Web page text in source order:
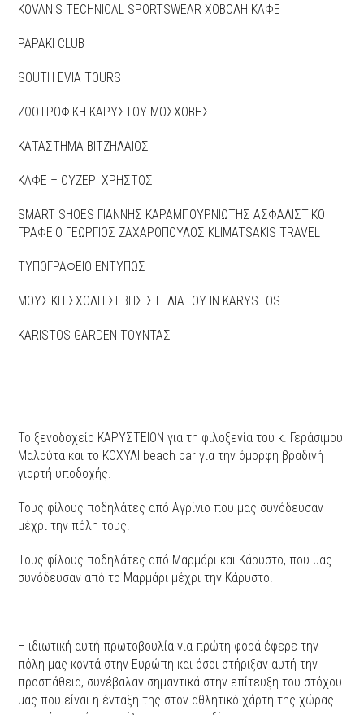
KOVANIS TECHNICAL SPORTSWEAR ΧΟΒΟΛΗ ΚΑΦΕ
PAPAΚI CLUB
SOUTH EVIA TOURS
ΖΩΟΤΡΟΦΙΚΗ ΚΑΡΥΣΤΟΥ ΜΟΣΧΟΒΗΣ
ΚΑΤΑΣΤΗΜΑ ΒΙΤΖΗΛΑΙΟΣ
ΚΑΦΕ – ΟΥΖΕΡΙ ΧΡΗΣΤΟΣ
SMART SHOES ΓΙΑΝΝΗΣ ΚΑΡΑΜΠΟΥΡΝΙΩΤΗΣ ΑΣΦΑΛΙΣΤΙΚΟ
ΓΡΑΦΕΙΟ ΓΕΩΡΓΙΟΣ ΖΑΧΑΡΟΠΟΥΛΟΣ KLIMATSAKIS TRAVEL
ΤΥΠΟΓΡΑΦΕΙΟ ΕΝΤΥΠΩΣ
ΜΟΥΣΙΚΗ ΣΧΟΛΗ ΣΕΒΗΣ ΣΤΕΛΙΑΤΟΥ IN KARYSTOS
KARISTOS GARDEN ΤΟΥΝΤΑΣ
Το ξενοδοχείο ΚΑΡΥΣΤΕΙΟΝ για τη φιλοξενία του κ. Γεράσιμου
Μαλούτα και το ΚΟΧΥΛΙ beach bar για την όμορφη βραδινή
γιορτή υποδοχής.
Τους φίλους ποδηλάτες από Αγρίνιο που μας συνόδευσαν
μέχρι την πόλη τους.
Τους φίλους ποδηλάτες από Μαρμάρι και Κάρυστο, που μας
συνόδευσαν από το Μαρμάρι μέχρι την Κάρυστο.
Η ιδιωτική αυτή πρωτοβουλία για πρώτη φορά έφερε την
πόλη μας κοντά στην Ευρώπη και όσοι στήριξαν αυτή την
προσπάθεια, συνέβαλαν σημαντικά στην επίτευξη του στόχου
μας που είναι η ένταξη της στον αθλητικό χάρτη της χώρας